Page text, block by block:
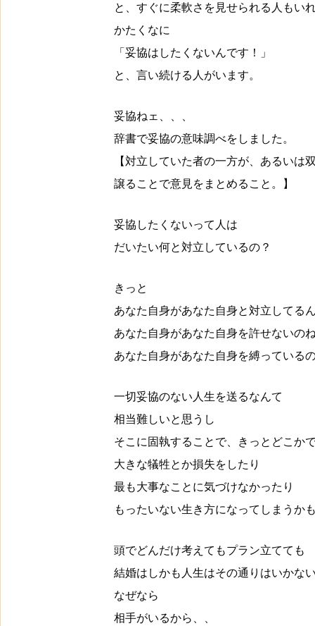
と、すぐに柔軟さを見せられる人もい
かたくなに
「妥協はしたくないんです！」
と、言い続ける人がいます。
妥協ねェ、、、
辞書で妥協の意味調べをしました。
【対立していた者の一方が、あるいは
譲ることで意見をまとめること。】
妥協したくないって人は
だいたい何と対立しているの？
きっと
あなた自身があなた自身と対立してるん
あなた自身があなた自身を許せないのね
あなた自身があなた自身を縛っている
一切妥協のない人生を送るなんて
相当難しいと思うし
そこに固執することで、きっとどこか
大きな犠牲とか損失をしたり
最も大事なことに気づけなかったり
もったいない生き方になってしまうか
頭でどんだけ考えてもプラン立てても
結婚はしかも人生はその通りはいかない
なぜなら
相手がいるから、、